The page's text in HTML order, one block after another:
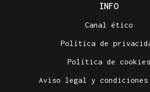
INFO
Canal ético
Política de
Política de cookies
Aviso legal y condiciones